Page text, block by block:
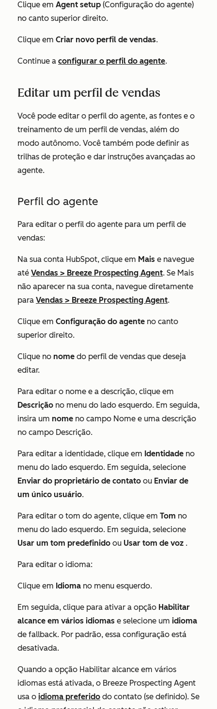
Clique em Agent setup (Configuração do agente)
no canto superior direito.
Clique em Criar novo perfil de vendas.
Continue a configurar o perfil do agente.
Editar um perfil de vendas
Você pode editar o perfil do agente, as fontes e o
treinamento de um perfil de vendas, além do
modo autônomo. Você também pode definir as
trilhas de proteção e dar instruções avançadas ao
agente.
Perfil do agente
Para editar o perfil do agente para um perfil de
vendas:
Na sua conta HubSpot, clique em Mais e navegue
até Vendas > Breeze Prospecting Agent. Se Mais
não aparecer na sua conta, navegue diretamente
para Vendas > Breeze Prospecting Agent.
Clique em Configuração do agente no canto
superior direito.
Clique no nome do perfil de vendas que deseja
editar.
Para editar o nome e a descrição, clique em
Descrição no menu do lado esquerdo. Em seguida,
insira um nome no campo Nome e uma descrição
no campo Descrição.
Para editar a identidade, clique em Identidade no
menu do lado esquerdo. Em seguida, selecione
Enviar do proprietário de contato ou Enviar de
um único usuário.
Para editar o tom do agente, clique em Tom no
menu do lado esquerdo. Em seguida, selecione
Usar um tom predefinido ou Usar tom de voz .
Para editar o idioma:
Clique em Idioma no menu esquerdo.
Em seguida, clique para ativar a opção Habilitar
alcance em vários idiomas e selecione um idioma
de fallback. Por padrão, essa configuração está
desativada.
Quando a opção Habilitar alcance em vários
idiomas está ativada, o Breeze Prospecting Agent
usa o idioma preferido do contato (se definido). Se